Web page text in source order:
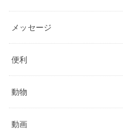
メッセージ
便利
動物
動画